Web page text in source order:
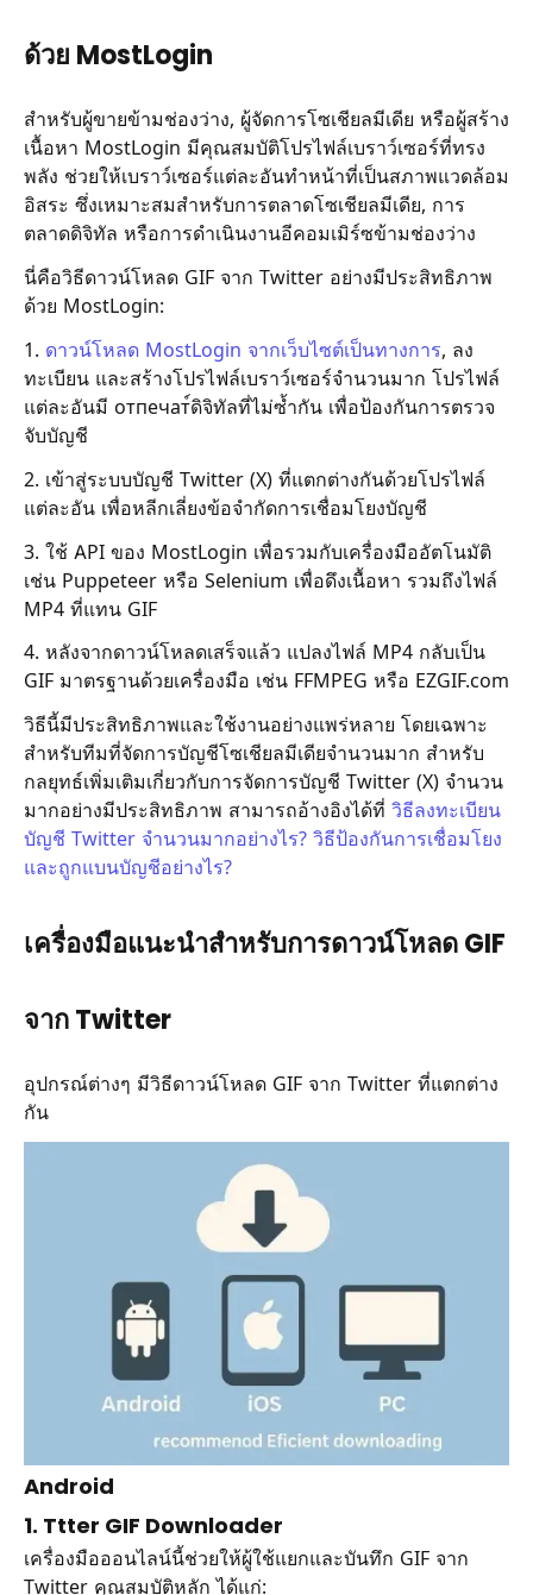
ด้วย MostLogin
สำหรับผู้ขายข้ามช่องว่าง, ผู้จัดการโซเชียลมีเดีย หรือผู้สร้าง
เนื้อหา MostLogin มีคุณสมบัติโปรไฟล์เบราว์เซอร์ที่ทรง
พลัง ช่วยให้เบราว์เซอร์แต่ละอันทำหน้าที่เป็นสภาพแวดล้อม
อิสระ ซึ่งเหมาะสมสำหรับการตลาดโซเชียลมีเดีย, การ
ตลาดดิจิทัล หรือการดำเนินงานอีคอมเมิร์ซข้ามช่องว่าง
นี่คือวิธีดาวน์โหลด GIF จาก Twitter อย่างมีประสิทธิภาพ
ด้วย MostLogin:
1. ดาวน์โหลด MostLogin จากเว็บไซต์เป็นทางการ, ลง
ทะเบียน และสร้างโปรไฟล์เบราว์เซอร์จำนวนมาก โปรไฟล์
แต่ละอันมี отпечат์ดิจิทัลที่ไม่ซ้ำกัน เพื่อป้องกันการตรวจ
จับบัญชี
2. เข้าสู่ระบบบัญชี Twitter (X) ที่แตกต่างกันด้วยโปรไฟล์
แต่ละอัน เพื่อหลีกเลี่ยงข้อจำกัดการเชื่อมโยงบัญชี
3. ใช้ API ของ MostLogin เพื่อรวมกับเครื่องมืออัตโนมัติ
เช่น Puppeteer หรือ Selenium เพื่อดึงเนื้อหา รวมถึงไฟล์
MP4 ที่แทน GIF
4. หลังจากดาวน์โหลดเสร็จแล้ว แปลงไฟล์ MP4 กลับเป็น
GIF มาตรฐานด้วยเครื่องมือ เช่น FFMPEG หรือ EZGIF.com
วิธีนี้มีประสิทธิภาพและใช้งานอย่างแพร่หลาย โดยเฉพาะ
สำหรับทีมที่จัดการบัญชีโซเชียลมีเดียจำนวนมาก สำหรับ
กลยุทธ์เพิ่มเติมเกี่ยวกับการจัดการบัญชี Twitter (X) จำนวน
มากอย่างมีประสิทธิภาพ สามารถอ้างอิงได้ที่ วิธีลงทะเบียน
บัญชี Twitter จำนวนมากอย่างไร? วิธีป้องกันการเชื่อมโยง
และถูกแบนบัญชีอย่างไร?
เครื่องมือแนะนำสำหรับการดาวน์โหลด GIF
จาก Twitter
อุปกรณ์ต่างๆ มีวิธีดาวน์โหลด GIF จาก Twitter ที่แตกต่าง
กัน
Android
1. Ttter GIF Downloader
เครื่องมือออนไลน์นี้ช่วยให้ผู้ใช้แยกและบันทึก GIF จาก
Twitter คุณสมบัติหลัก ได้แก่: